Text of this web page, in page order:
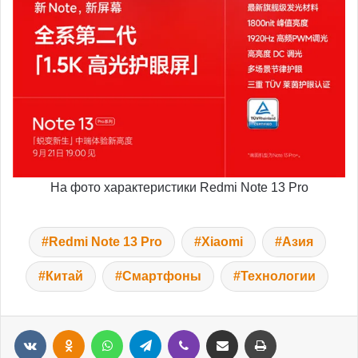
На фото характеристики Redmi Note 13 Pro
Redmi Note 13 Pro Xiaomi Азия
Китай Смартфоны Технологии
VKontakteOdnoklassniki
WhatsApp Telegram Viber Переслать на e-mail